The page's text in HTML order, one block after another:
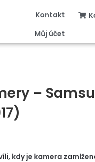
Kontakt
Můj účet
–
kdy je kamera